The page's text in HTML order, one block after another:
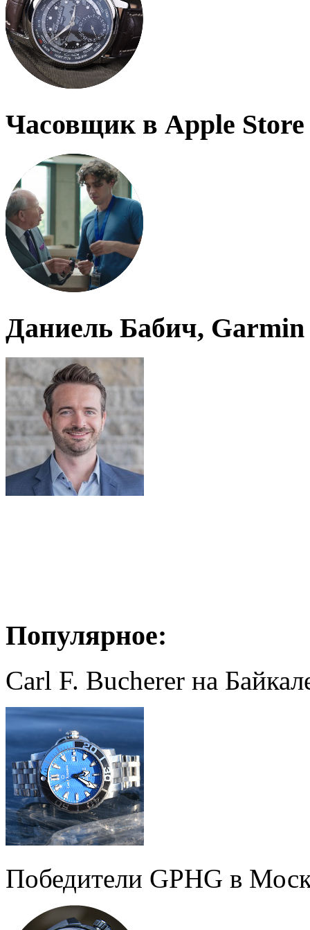
Часовщик в Apple Store
Даниель Бабич, Garmin
Популярное:
Carl F. Bucherer на
Победители GPHG в